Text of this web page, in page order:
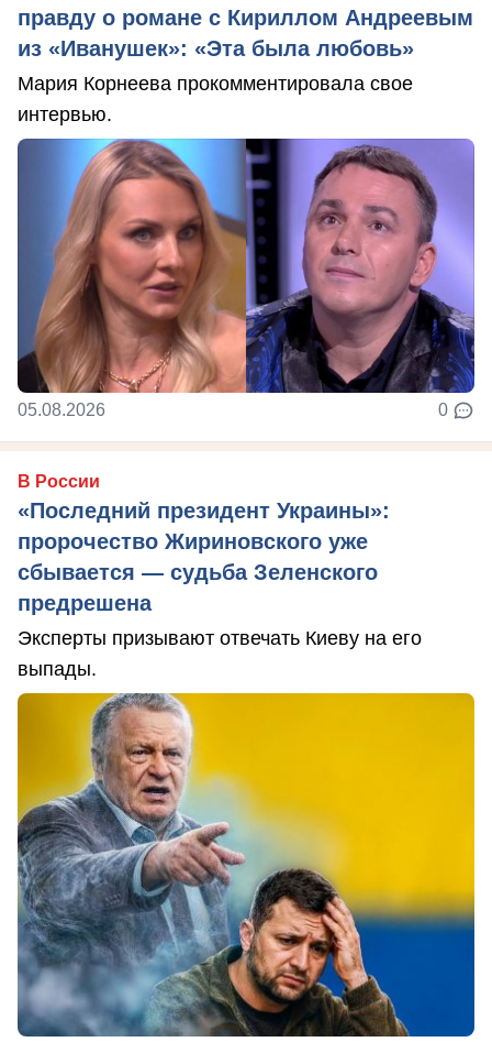
правду о романе с Кириллом Андреевым
из «Иванушек»: «Эта была любовь»
Мария Корнеева прокомментировала свое
интервью.
05.08.2026 0
В России
«Последний президент Украины»:
пророчество Жириновского уже
сбывается — судьба Зеленского
предрешена
Эксперты призывают отвечать Киеву на его
выпады.